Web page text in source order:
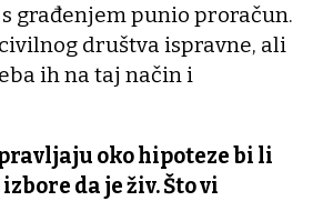
građenjem punio proračun.
društva ispravne, ali
ih na taj način i
oko hipoteze bi li
da je živ. Što vi